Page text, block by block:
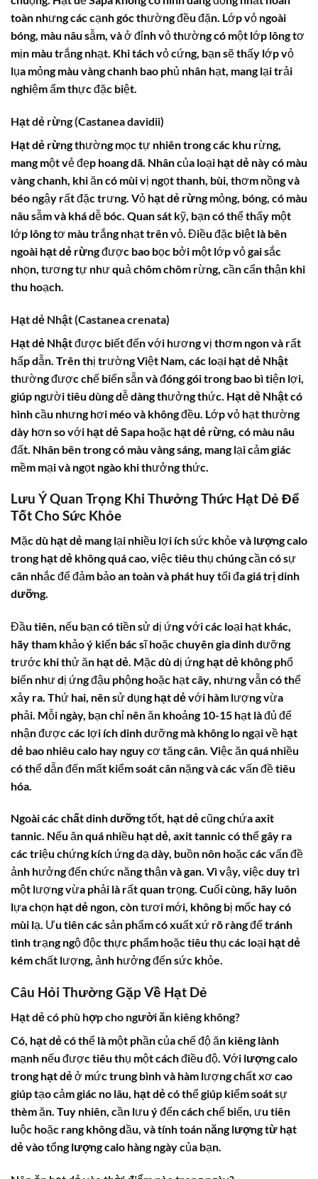
toàn nhưng các cạnh góc thường đều đặn. Lớp vỏ ngoài
bóng, màu nâu sẫm, và ở đỉnh vỏ thường có một lớp lông tơ
mịn màu trắng nhạt. Khi tách vỏ cứng, bạn sẽ thấy lớp vỏ
lụa mỏng màu vàng chanh bao phủ nhân hạt, mang lại trải
nghiệm ẩm thực đặc biệt.
Hạt dẻ rừng (Castanea davidii)
Hạt dẻ rừngthường mọc tự nhiên trong các khu rừng,
mang một vẻ đẹp hoang dã. Nhân của loại hạt dẻ này có màu
vàng chanh, khi ăn có mùi vị ngọt thanh, bùi, thơm nồng và
béo ngậy rất đặc trưng. Vỏ hạt dẻ rừngmỏng, bóng, có màu
nâu sẫm và khá dễ bóc. Quan sát kỹ, bạn có thể thấy một
lớp lông tơ màu trắng nhạt trên vỏ. Điều đặc biệt là bên
ngoài hạt dẻ rừngđược bao bọc bởi một lớp vỏ gai sắc
nhọn, tương tự như quả chôm chôm rừng, cần cẩn thận khi
thu hoạch.
Hạt dẻ Nhật (Castanea crenata)
Hạt dẻ Nhậtđược biết đến với hương vị thơm ngon và rất
hấp dẫn. Trên thị trường Việt Nam, các loại hạt dẻ Nhật
thường được chế biến sẵn và đóng gói trong bao bì tiện lợi,
giúp người tiêu dùng dễ dàng thưởng thức. Hạt dẻ Nhậtcó
hình cầu nhưng hơi méo và không đều. Lớp vỏ hạt thường
dày hơn so với hạt dẻSapa hoặc hạt dẻ rừng, có màu nâu
đất. Nhân bên trong có màu vàng sáng, mang lại cảm giác
mềm mại và ngọt ngào khi thưởng thức.
Lưu Ý Quan Trọng Khi Thưởng Thức Hạt Dẻ Để
Tốt Cho Sức Khỏe
Mặc dù hạt dẻ mang lại nhiều lợi ích sức khỏe và lượng calo
trong hạt dẻ không quá cao, việc tiêu thụ chúng cần có sự
cân nhắc để đảm bảo an toàn và phát huy tối đagiá trị dinh
dưỡng.
Đầu tiên, nếu bạn có tiền sử dị ứng với các loại hạt khác,
hãy tham khảo ý kiến bác sĩ hoặc chuyên gia dinh dưỡng
trước khi thử ăn hạt dẻ . Mặc dù dị ứnghạt dẻ không phổ
biến như dị ứng đậu phộng hoặc hạt cây, nhưng vẫn có thể
xảy ra. Thứ hai, nên sử dụnghạt dẻvới hàm lượng vừa
phải. Mỗi ngày, bạn chỉ nên ăn khoảng 10-15 hạt là đủ để
nhận được các lợi ích dinh dưỡng mà không lo ngại về hạt
dẻ bao nhiêu calo hay nguy cơ tăng cân. Việc ăn quá nhiều
có thể dẫn đến mất kiểm soát cân nặng và các vấn đề tiêu
hóa.
Ngoài cácchất dinh dưỡngtốt, hạt dẻcũng chứa axit
tannic. Nếu ăn quá nhiều hạt dẻ, axit tannic có thể gây ra
các triệu chứng kích ứng dạ dày, buồn nôn hoặc các vấn đề
ảnh hưởng đến chức năng thận và gan. Vì vậy, việc duy trì
một lượng vừa phải là rất quan trọng. Cuối cùng, hãy luôn
lựa chọn hạt dẻ ngon, còn tươi mới, không bị mốc hay có
mùi lạ. Ưu tiên các sản phẩm có xuất xứ rõ ràng để tránh
tình trạng ngộ độc thực phẩm hoặc tiêu thụ các loại hạt dẻ
kém chất lượng, ảnh hưởng đến sức khỏe.
Câu Hỏi Thường Gặp Về Hạt Dẻ
Hạt dẻ có phù hợp cho người ăn kiêng không?
Có, hạt dẻcó thể là một phần của chế độ ăn kiêng lành
mạnh nếu được tiêu thụ một cách điều độ. Với lượng calo
trong hạt dẻở mức trung bình và hàm lượng chất xơ cao
giúp tạo cảm giác no lâu, hạt dẻcó thể giúp kiểm soát sự
thèm ăn. Tuy nhiên, cần lưu ý đến cách chế biến, ưu tiên
luộc hoặc rang không dầu, và tính toán năng lượng từ hạt
dẻvào tổnglượng calo hàng ngày của bạn.